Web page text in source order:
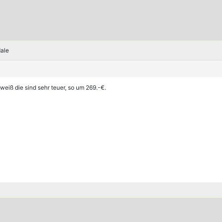
die sind sehr teuer, so um 269.-€.